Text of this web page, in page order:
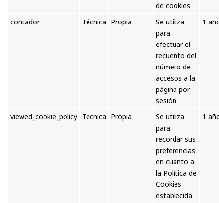
de cookies
contador Técnica Propia
Se utiliza
para
efectuar el
recuento del
número de
accesos a la
página por
sesión
1
viewed_cookie_policy Técnica Propia
Se utiliza
para
recordar sus
preferencias
en cuanto a
la Política de
Cookies
establecida
1